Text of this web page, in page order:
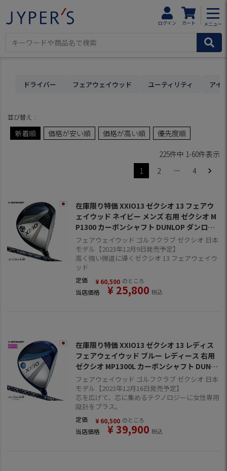
ログイン カート メニュー
HOME 在庫限り・原価割れセール フェアウェイウッド
←1ページ前に戻る
ドライバー フェアウェイウッド ユーティリティ アイ
並び替え
新着順 価格が安い順 価格が高い順 優先度順
225件中 1-60件表示
1
2 … 4
在庫限り特価 XXIO13 ゼクシオ 13 フェアウ
ェイウッド ネイビー メンズ 右用 ゼクシオ M
P1300 カーボンシャフト DUNLOP ダンロッ
プ ゴルフ クラブ 2024年モデル 日本正規品
フェアウェイウッド ゴルフクラブ ゼクシオ 日本
モデル【2023年12月9日発売予定】
高く強い弾道に導くゼクシオ 13 フェアウェイウ
ッド
定価 ¥ 60,500 のところ
当店価格 ¥ 25,800 税込
在庫限り特価 XXIO13 ゼクシオ 13 レディス
フェアウェイウッド ブルー レディース 右用
ゼクシオ MP1300L カーボンシャフト DUNL
OP ダンロップ ゴルフ クラブ 2024年モデル
日本正規品
フェアウェイウッド ゴルフクラブ ゼクシオ 日本
モデル【2023年12月16日発売予定】
芯を広げて、芯に集めるテクノロジーに女性専用
設計をプラス。
定価 ¥ 60,500 のところ
当店価格 ¥39,900 税込